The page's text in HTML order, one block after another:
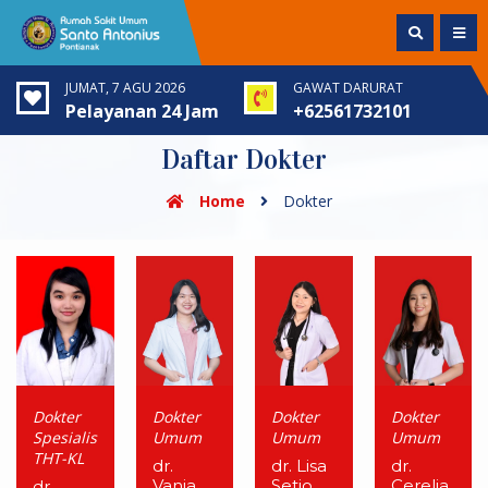
JUMAT, 7 AGU 2026
Pelayanan 24 Jam
GAWAT DARURAT
+62561732101
Daftar Dokter
Home Dokter
Dokter
Spesialis
THT-KL
Dokter
Umum
dr.
Dokter
Umum
dr. Lisa
Dokter
Umum
dr.